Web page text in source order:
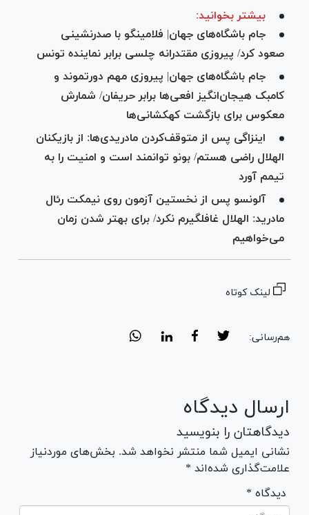
بیشتر بخوانید:
جام باشگاه‌های جهان| فلامینگو با صدرنشینی
صعود کرد/ پیروزی مقتدرانه چلسی برابر نماینده تونس
جام باشگاه‌های جهان| پیروزی مهم دورتموند و
کامبک هیجان‌انگیز افعی‌ها برابر حریفان/ شمارش
معکوس برای بازگشت کهکشانی‌ها
اینزاگی پس از متوقف‌کردن مادریدی‌ها: از بازیکنان
الهلال راضی هستم/ بونو توانمند است و امنیت را به
تیمم آورد
آلونسو پس از نخستین آزمون روی نیمکت رئال
مادرید: الهلال غافلگیرم نکرد/ برای بهتر شدن زمان
می‌خواهیم
لینک کوتاه
هم‌رسانی:
ارسال دیدگاه
دیدگاهتان را بنویسید
نشانی ایمیل شما منتشر نخواهد شد. بخش‌های موردنیاز
علامت‌گذاری شده‌اند *
* دیدگاه